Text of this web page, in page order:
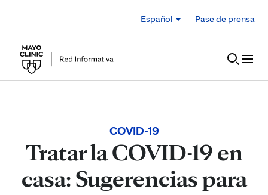
Español
Pase de prensa
COVID-19
Tratar la COVID-19 en
casa: Sugerencias para